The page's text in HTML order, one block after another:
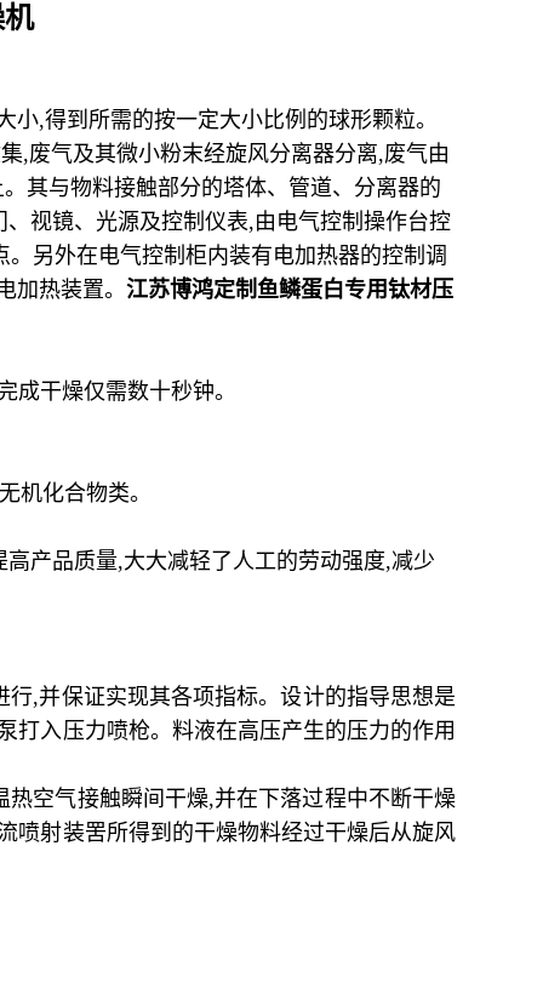
小,得到所需的按一定大小比例的球形颗粒。
,废气及其微小粉末经旋风分离器分离,废气由
。其与物料接触部分的塔体、管道、分离器的
、视镜、光源及控制仪表, 由电气控制操作台控
另外在电气控制柜内装有电加热器的控制调
加热装置。 江苏博鸿定制鱼鳞蛋白专用钛材压
成干燥仅需数十秒钟。
机化合物类。
高产品质量,大大减轻了人工的劳动强度,减少
行,并保证实现其各项指标。设计的指导思想是
打入压力喷枪。料液在高压产生的压力的作用
热空气接触瞬间干燥,并在下落过程中不断干燥
喷射装罟所得到的干燥物料经过干燥后从旋风